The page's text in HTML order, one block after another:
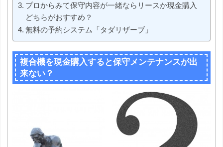
プロからみて保守内容が一緒ならリースか現金購入
どちらがおすすめ？
無料の予約システム「タダリザーブ」
複合機を現金購入すると保守メンテナンスが出
来ない？